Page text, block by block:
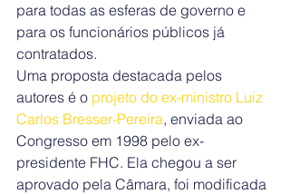
para todas as esferas de governo e
para os funcionários públicos já
contratados.
Uma proposta destacada pelos
autores é o projeto do ex-ministro Luiz
Carlos Bresser-Pereira, enviada ao
Congresso em 1998 pelo ex-
presidente FHC. Ela chegou a ser
aprovado pela Câmara, foi modificada